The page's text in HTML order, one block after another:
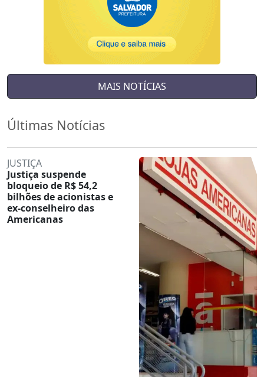
MAIS NOTÍCIAS
Últimas Notícias
JUSTIÇA
Justiça suspende
bloqueio de R$ 54,2
bilhões de acionistas e
ex-conselheiro das
Americanas